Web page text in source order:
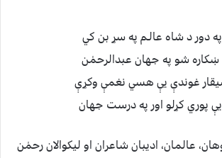
په دور د شاه عالـم په سړ بن كي
شو په جهان عبدالرحمٰن
غوندې يې هسي نغمې وكړې
پوري كړلو اور په درست جهان
عالمان، اديبان شاعران او ليكوالان رحمٰن